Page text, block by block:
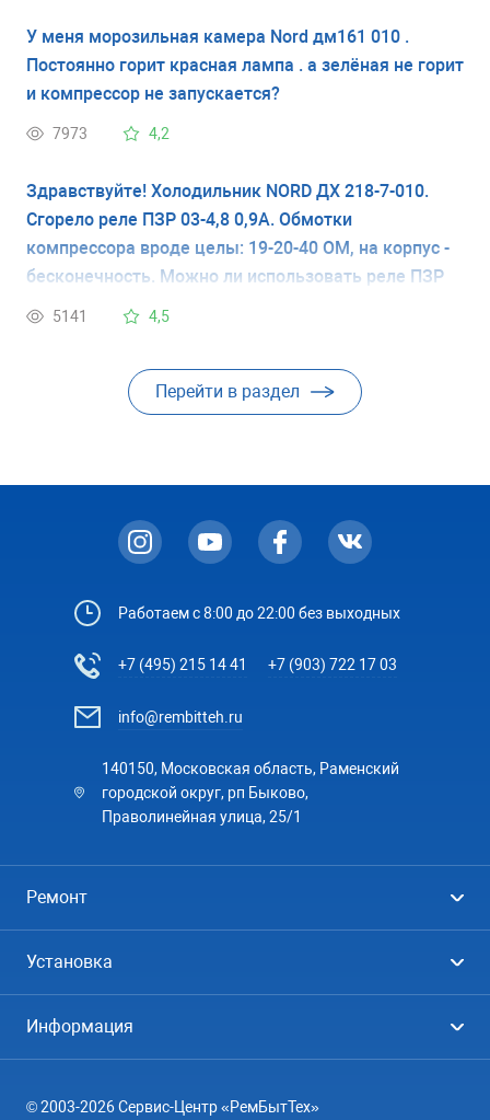
присутствует, но становится влажным, почти на
грани таяния. Думаю, что датчик температуры
воспринимает внешний холод как холод в камере и
не дает команду на включение компрессора.
нахождения?
У меня морозильная камера Nord дм161 010 .
Постоянно горит красная лампа . а зелёная не горит
и компрессор не запускается?
7973 4,2
Здравствуйте! Холодильник NORD ДХ 218-7-010.
Сгорело реле ПЗР 03-4,8 0,9А. Обмотки
компрессора вроде целы: 19-20-40 ОМ, на корпус -
бесконечность. Можно ли использовать реле ПЗР
00-6,3 1,4А? Реле ПЗР 03-4,8 0,9А не нашел.
5141 4,5
Перейти в раздел
Работаем с 8:00 до 22:00 без выходных
+7 (495) 215 14 41 +7 (903) 722 17 03
info@rembitteh.ru
140150, Московская область, Раменский
городской округ, рп Быково,
Праволинейная улица, 25/1
Ремонт
Посудомоечные машины
Установка
Кондиционеры
Информация
География
© 2003-2026 Сервис-Центр «РемБытТех»